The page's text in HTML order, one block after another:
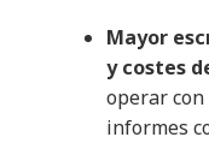
Mayor
y costes
operar
informes